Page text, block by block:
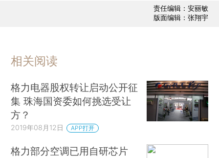
责任编辑：安丽敏
版面编辑：张翔宇
相关阅读
格力电器股权转让启动公开征
集 珠海国资委如何挑选受让
方？
2019年08月12日 APP打开
格力部分空调已用自研芯片